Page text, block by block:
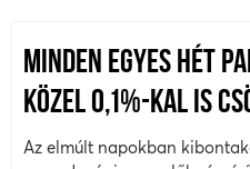
MINDEN EGYES HÉT
KÖZEL 0,1%-KAL IS
Az elmúlt napokban